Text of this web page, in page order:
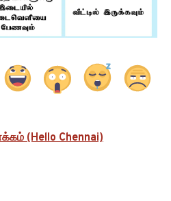
(Hello Chennai)